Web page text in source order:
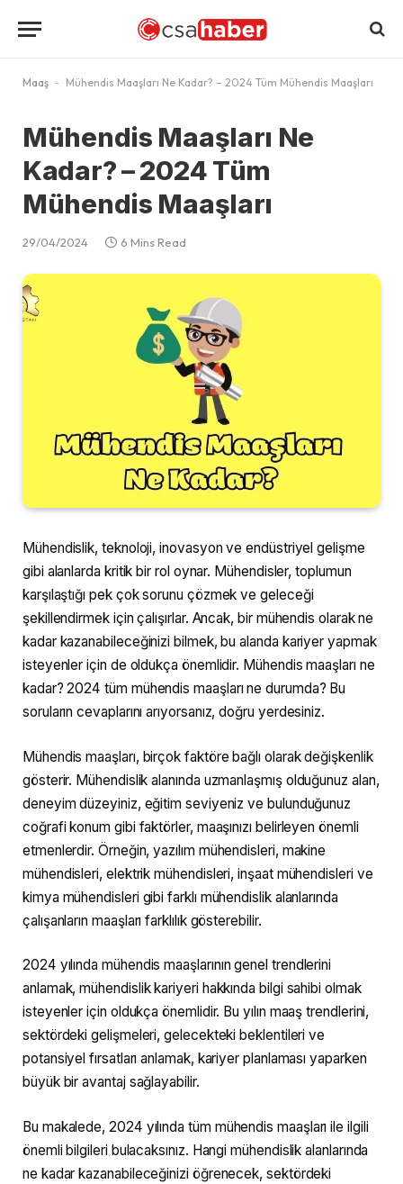
Maaş - Mühendis Maaşları Ne Kadar? – 2024 Tüm Mühendis Maaşları
Mühendis Maaşları Ne
Kadar? – 2024 Tüm
Mühendis Maaşları
29/04/2024 6 Mins Read
Mühendislik, teknoloji, inovasyon ve endüstriyel gelişme
gibi alanlarda kritik bir rol oynar. Mühendisler, toplumun
karşılaştığı pek çok sorunu çözmek ve geleceği
şekillendirmek için çalışırlar. Ancak, bir mühendis olarak ne
kadar kazanabileceğinizi bilmek, bu alanda kariyer yapmak
isteyenler için de oldukça önemlidir. Mühendis maaşları ne
kadar? 2024 tüm mühendis maaşları ne durumda? Bu
soruların cevaplarını arıyorsanız, doğru yerdesiniz.
Mühendis maaşları, birçok faktöre bağlı olarak değişkenlik
gösterir. Mühendislik alanında uzmanlaşmış olduğunuz alan,
deneyim düzeyiniz, eğitim seviyeniz ve bulunduğunuz
coğrafi konum gibi faktörler, maaşınızı belirleyen önemli
etmenlerdir. Örneğin, yazılım mühendisleri, makine
mühendisleri, elektrik mühendisleri, inşaat mühendisleri ve
kimya mühendisleri gibi farklı mühendislik alanlarında
çalışanların maaşları farklılık gösterebilir.
2024 yılında mühendis maaşlarının genel trendlerini
anlamak, mühendislik kariyeri hakkında bilgi sahibi olmak
isteyenler için oldukça önemlidir. Bu yılın maaş trendlerini,
sektördeki gelişmeleri, gelecekteki beklentileri ve
potansiyel fırsatları anlamak, kariyer planlaması yaparken
büyük bir avantaj sağlayabilir.
Bu makalede, 2024 yılında tüm mühendis maaşları ile ilgili
önemli bilgileri bulacaksınız. Hangi mühendislik alanlarında
ne kadar kazanabileceğinizi öğrenecek, sektördeki